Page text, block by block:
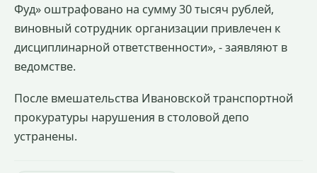
Фуд» оштрафовано на сумму 30 тысяч рублей,
виновный сотрудник организации привлечен к
дисциплинарной ответственности», - заявляют в
ведомстве.
После вмешательства Ивановской транспортной
прокуратуры нарушения в столовой депо
устранены.